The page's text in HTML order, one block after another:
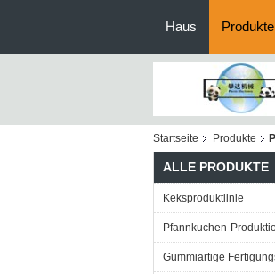
Haus Produkte
Startseite Produkte
ALLE PRODUKTE
Keksproduktlinie
Pfannkuchen-
Gummiartige